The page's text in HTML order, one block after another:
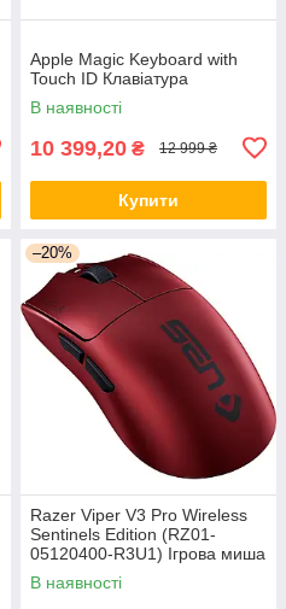
Apple Magic Keyboard with
Touch ID Клавіатура
В наявності
10 399,20 ₴ 12 999 ₴
Купити
–20%
Razer Viper V3 Pro Wireless
Sentinels Edition (RZ01-
05120400-R3U1) Ігрова миша
В наявності